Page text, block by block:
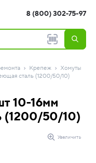
8 (800) 302-75-97
Крепеж
Хомуты
сталь (1200/50/10)
10-16мм
(1200/50/10)
Увеличить